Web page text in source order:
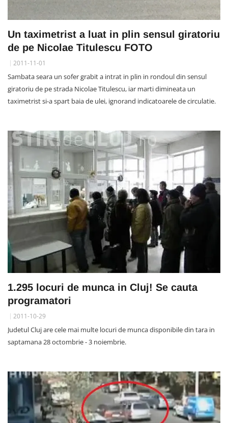
Un taximetrist a luat in plin sensul giratoriu
de pe Nicolae Titulescu FOTO
2011-11-01
Sambata seara un sofer grabit a intrat in plin in rondoul din sensul
giratoriu de pe strada Nicolae Titulescu, iar marti dimineata un
taximetrist si-a spart baia de ulei, ignorand indicatoarele de circulatie.
1.295 locuri de munca in Cluj! Se cauta
programatori
2011-10-29
Judetul Cluj are cele mai multe locuri de munca disponibile din tara in
saptamana 28 octombrie - 3 noiembrie.